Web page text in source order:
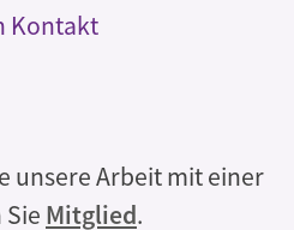
Kontakt
unsere Arbeit mit einer
Mitglied.